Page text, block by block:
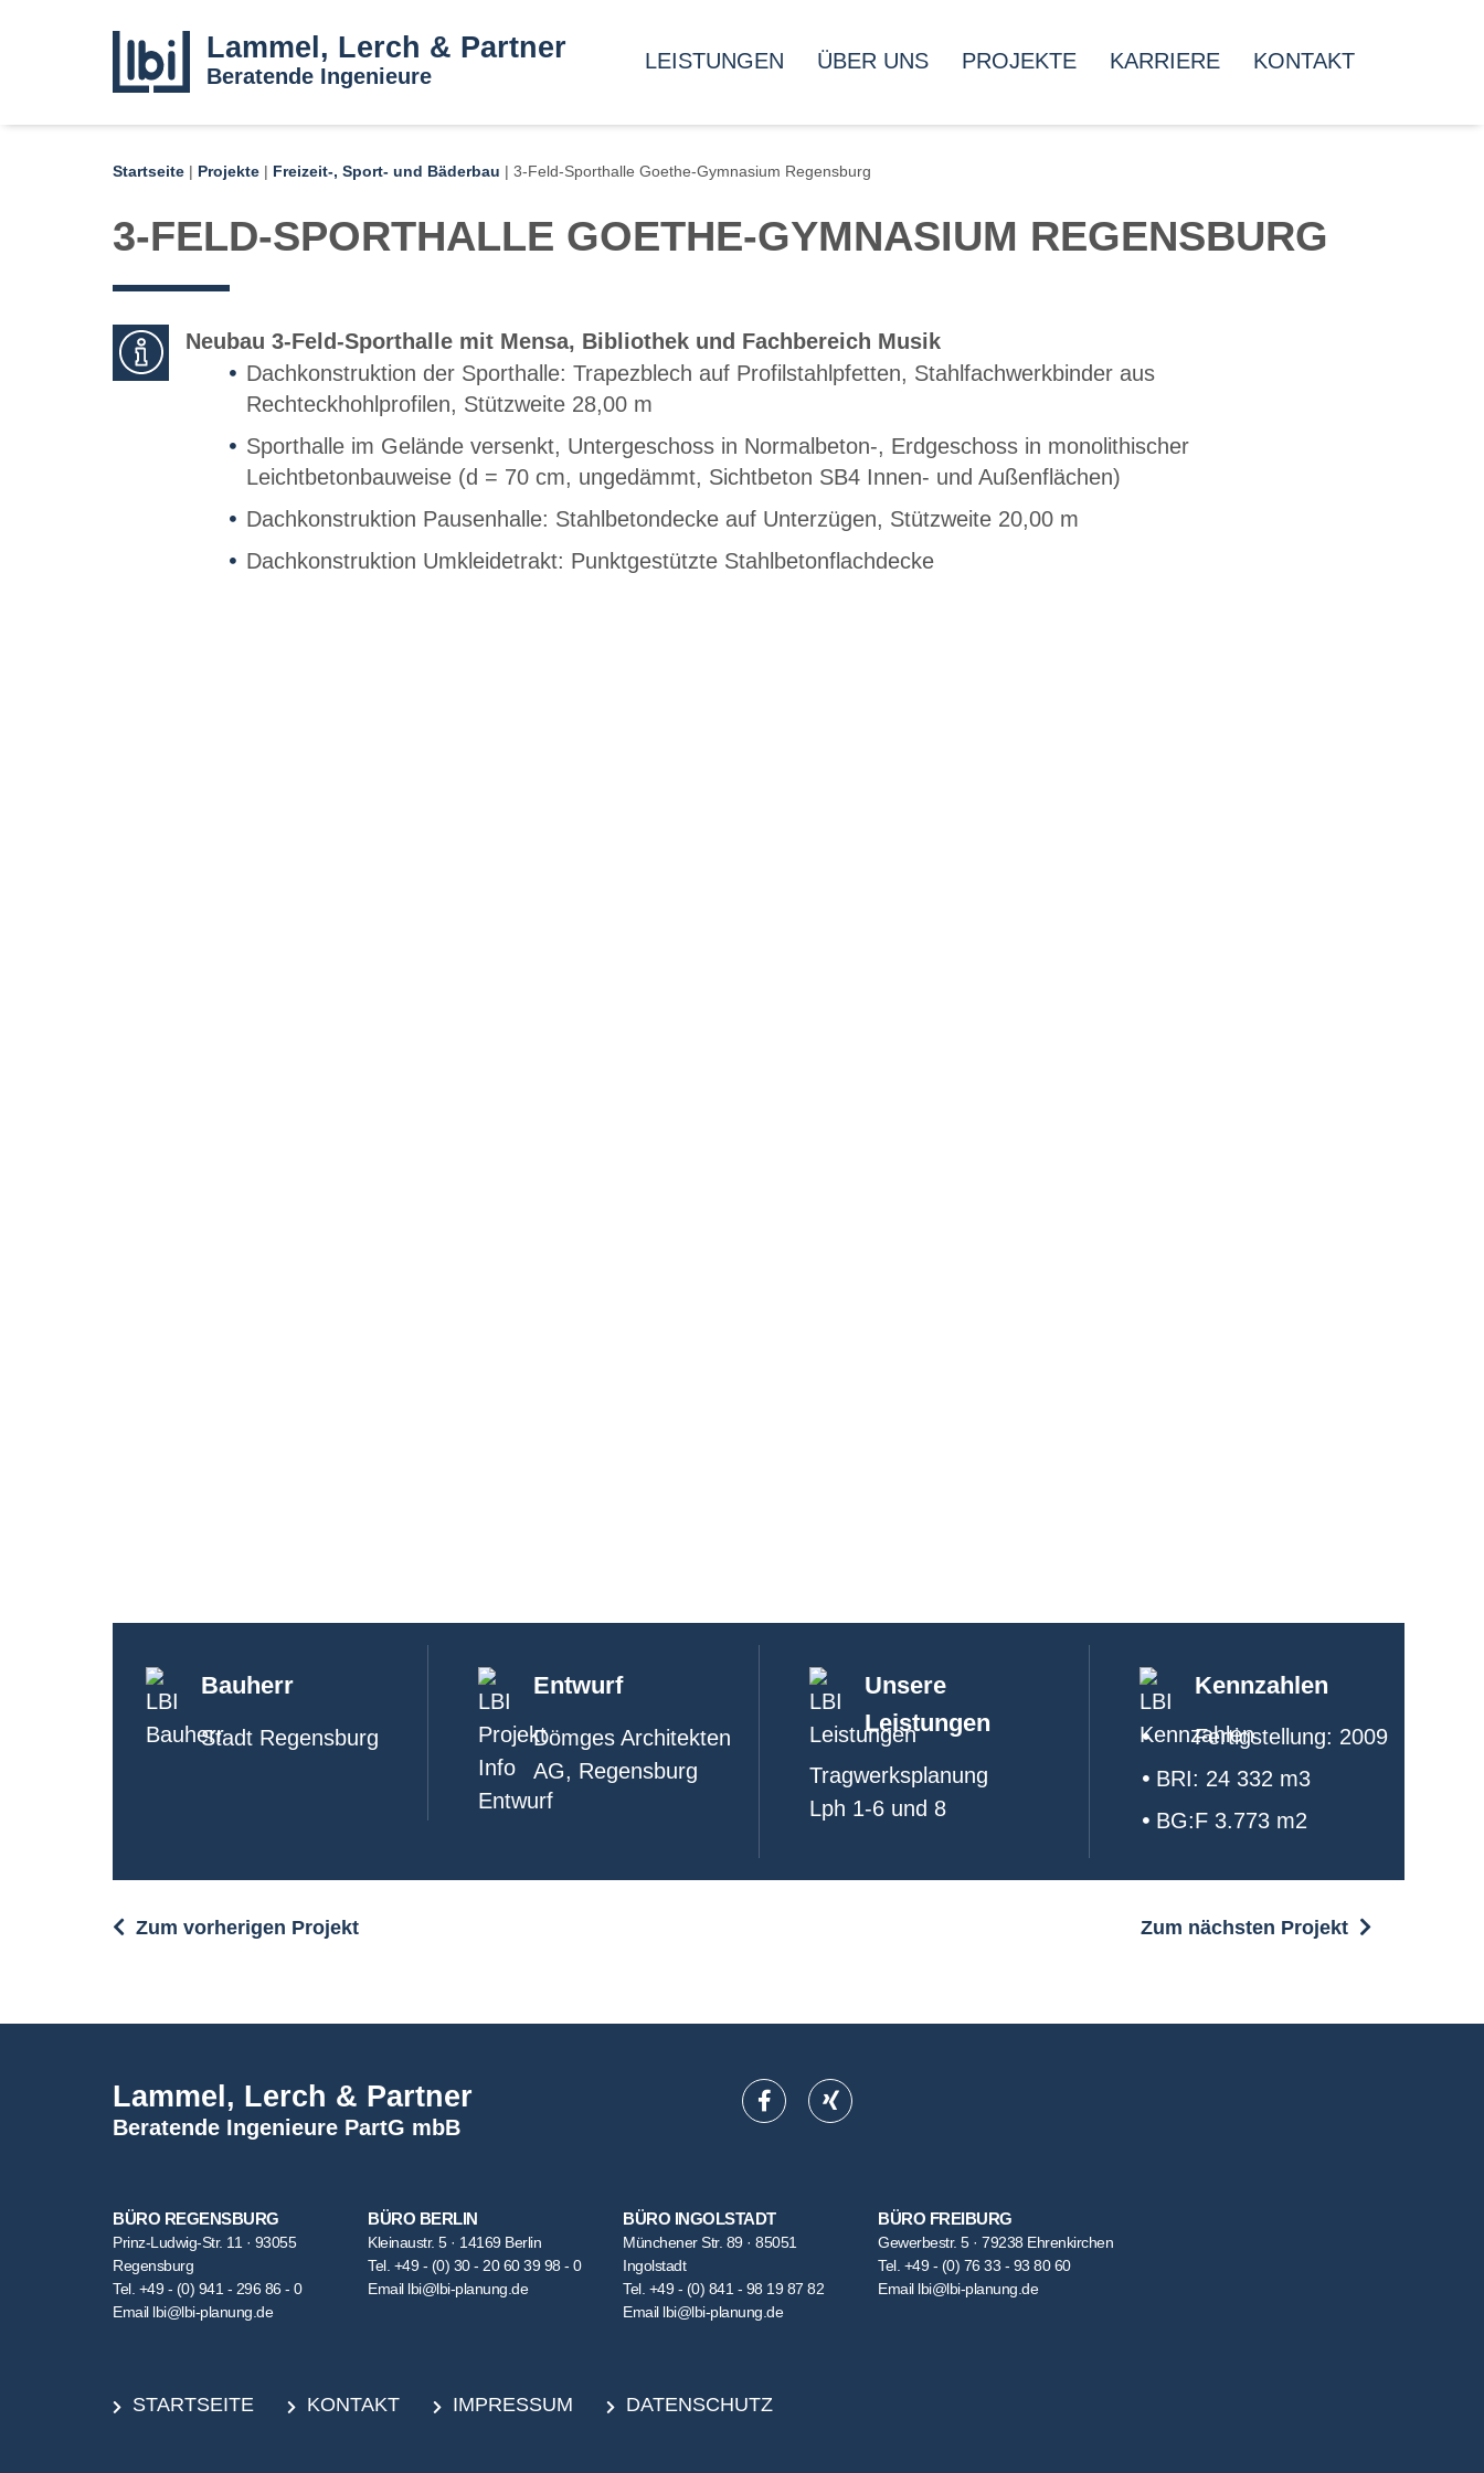
Lammel, Lerch & Partner
Beratende Ingenieure
LEISTUNGEN ÜBER UNS PROJEKTE KARRIERE KONTAKT
Startseite | Projekte | Freizeit-, Sport- und Bäderbau | 3-Feld-Sporthalle Goethe-Gymnasium Regensburg
3-FELD-SPORTHALLE GOETHE-GYMNASIUM REGENSBURG
Neubau 3-Feld-Sporthalle mit Mensa, Bibliothek und Fachbereich Musik
Dachkonstruktion der Sporthalle: Trapezblech auf Profilstahlpfetten, Stahlfachwerkbinder aus
Rechteckhohlprofilen, Stützweite 28,00 m
Sporthalle im Gelände versenkt, Untergeschoss in Normalbeton-, Erdgeschoss in monolithischer
Leichtbetonbauweise (d = 70 cm, ungedämmt, Sichtbeton SB4 Innen- und Außenflächen)
Dachkonstruktion Pausenhalle: Stahlbetondecke auf Unterzügen, Stützweite 20,00 m
Dachkonstruktion Umkleidetrakt: Punktgestützte Stahlbetonflachdecke
Bauherr
Stadt Regensburg
Entwurf
Dömges Architekten
AG, Regensburg
Unsere
Leistungen
Tragwerksplanung
Lph 1-6 und 8
Kennzahlen
Fertigstellung: 2009
BRI: 24 332 m3
BG:F 3.773 m2
Zum vorherigen Projekt Zum nächsten Projekt
Lammel, Lerch & Partner
Beratende Ingenieure PartG mbB
BÜRO REGENSBURG
Prinz-Ludwig-Str. 11 · 93055
Regensburg
Tel. +49 - (0) 941 - 296 86 - 0
Email lbi@lbi-planung.de
BÜRO BERLIN
Kleinaustr. 5 · 14169 Berlin
Tel. +49 - (0) 30 - 20 60 39 98 - 0
Email lbi@lbi-planung.de
BÜRO INGOLSTADT
Münchener Str. 89 · 85051
Ingolstadt
Tel. +49 - (0) 841 - 98 19 87 82
Email lbi@lbi-planung.de
BÜRO FREIBURG
Gewerbestr. 5 · 79238 Ehrenkirchen
Tel. +49 - (0) 76 33 - 93 80 60
Email lbi@lbi-planung.de
STARTSEITE KONTAKT IMPRESSUM DATENSCHUTZ